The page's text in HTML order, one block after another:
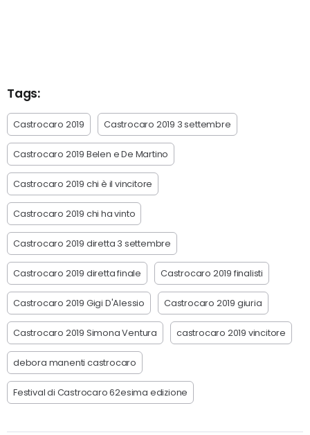
Tags:
Castrocaro 2019 Castrocaro 2019 3 settembre
Castrocaro 2019 Belen e De Martino
Castrocaro 2019 chi è il vincitore
Castrocaro 2019 chi ha vinto
Castrocaro 2019 diretta 3 settembre
Castrocaro 2019 diretta finale Castrocaro 2019 finalisti
Castrocaro 2019 Gigi D'Alessio Castrocaro 2019 giuria
Castrocaro 2019 Simona Ventura castrocaro 2019 vincitore
debora manenti castrocaro
Festival di Castrocaro 62esima edizione